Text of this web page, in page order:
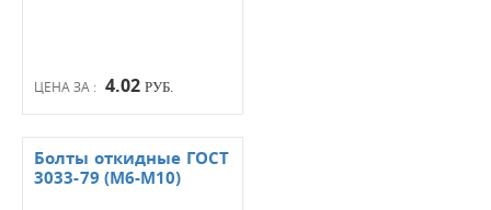
ЦЕНА ЗА : 4.02 РУБ.
Болты откидные ГОСТ
3033-79 (М6-М10)